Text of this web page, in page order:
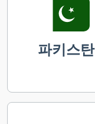
파키스탄